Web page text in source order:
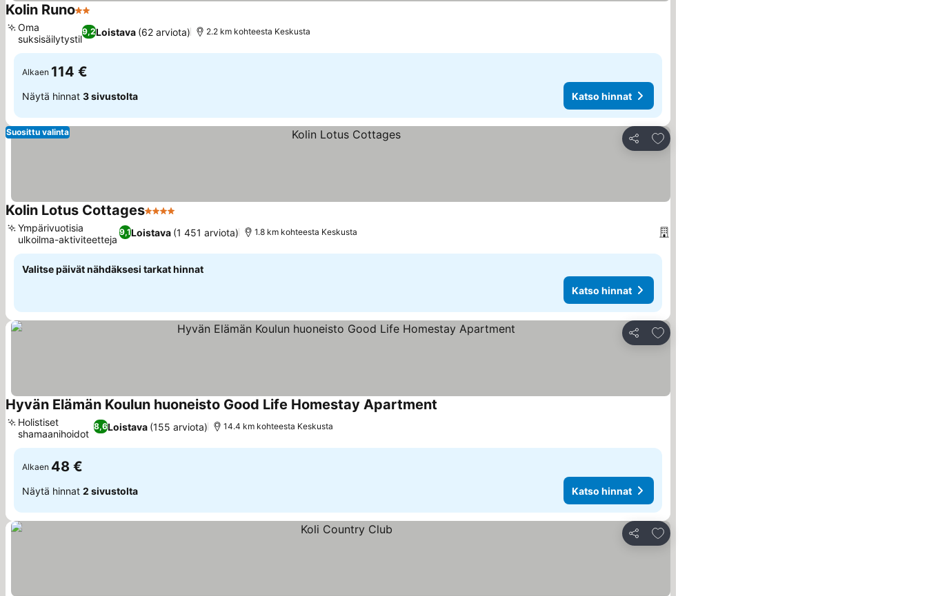
Kolin Runo2 Tähtiluokitus
9,2Loistava (62 arviota)
Oma
suksisäilytystila
2.2 km kohteesta Keskusta
Alkaen 114 €
Näytä hinnat 3 sivustolta Katso hinnat
Jaa
Lisää suosikkeihin
Suosittu valinta
Kolin Lotus Cottages4 Tähtiluokitus
9,1Loistava (1 451 arviota)
Ympärivuotisia
ulkoilma-aktiviteetteja
1.8 km kohteesta Keskusta
Valitse päivät nähdäksesi tarkat hinnat
Katso hinnat
Jaa
Lisää suosikkeihin
Hyvän Elämän Koulun huoneisto Good Life Homestay Apartment
8,6Loistava (155 arviota)
Holistiset
shamaanihoidot
14.4 km kohteesta Keskusta
Alkaen 48 €
Näytä hinnat 2 sivustolta Katso hinnat
Jaa
Lisää suosikkeihin